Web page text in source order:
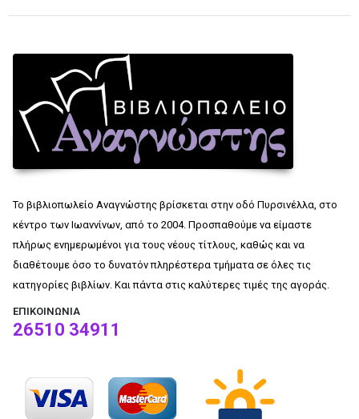
Το βιβλιοπωλείο Αναγνώστης βρίσκεται στην οδό Πυρσινέλλα, στο
κέντρο των Ιωαννίνων, από το 2004. Προσπαθούμε να είμαστε
πλήρως ενημερωμένοι για τους νέους τίτλους, καθώς και να
διαθέτουμε όσο το δυνατόν πληρέστερα τμήματα σε όλες τις
κατηγορίες βιβλίων. Και πάντα στις καλύτερες τιμές της αγοράς.
ΕΠΙΚΟΙΝΩΝΊΑ
26510 34911